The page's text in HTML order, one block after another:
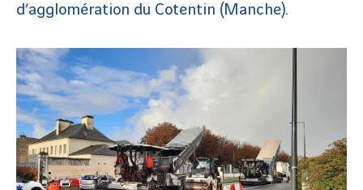
d’agglomération du Cotentin (Manche).